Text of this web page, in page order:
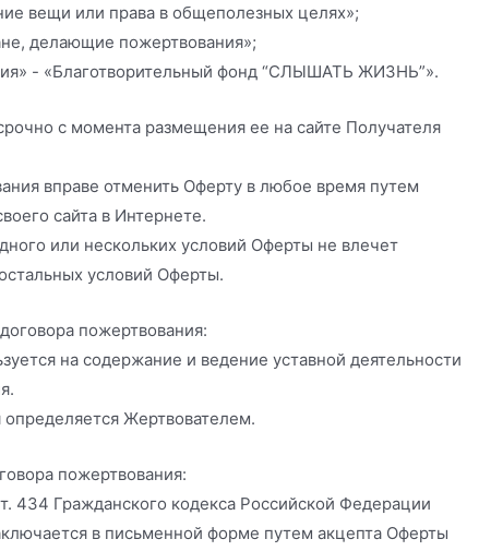
вещи или права в общеполезных целях»;
делающие пожертвования»;
- «Благотворительный фонд “СЛЫШАТЬ ЖИЗНЬ”».
с момента размещения ее на сайте Получателя
вправе отменить Оферту в любое время путем
сайта в Интернете.
или нескольких условий Оферты не влечет
условий Оферты.
пожертвования:
на содержание и ведение уставной деятельности
Жертвователем.
пожертвования:
434 Гражданского кодекса Российской Федерации
в письменной форме путем акцепта Оферты